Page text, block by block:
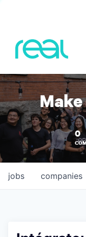
0
jobs companies